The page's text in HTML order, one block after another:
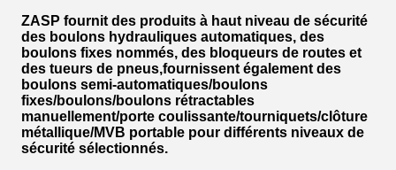
ZASP fournit des produits à haut niveau de sécurité
des boulons hydrauliques automatiques, des
boulons fixes nommés, des bloqueurs de routes et
des tueurs de pneus,fournissent également des
boulons semi-automatiques/boulons
fixes/boulons/boulons rétractables
manuellement/porte coulissante/tourniquets/clôture
métallique/MVB portable pour différents niveaux de
sécurité sélectionnés.